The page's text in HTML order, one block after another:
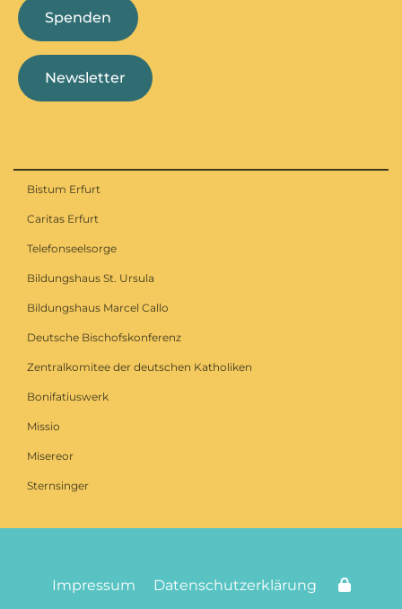
Spenden
Newsletter
Bistum Erfurt
Caritas Erfurt
Telefonseelsorge
Bildungshaus St. Ursula
Bildungshaus Marcel Callo
Deutsche Bischofskonferenz
Zentralkomitee der deutschen Katholiken
Bonifatiuswerk
Missio
Misereor
Sternsinger
Impressum Datenschutzerklärung